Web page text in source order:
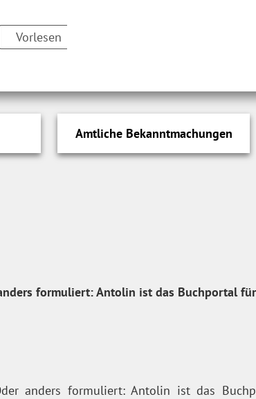
Vorlesen
Amtliche Bekanntmachungen
formuliert: Antolin ist das Buchportal
anders formuliert: Antolin ist das